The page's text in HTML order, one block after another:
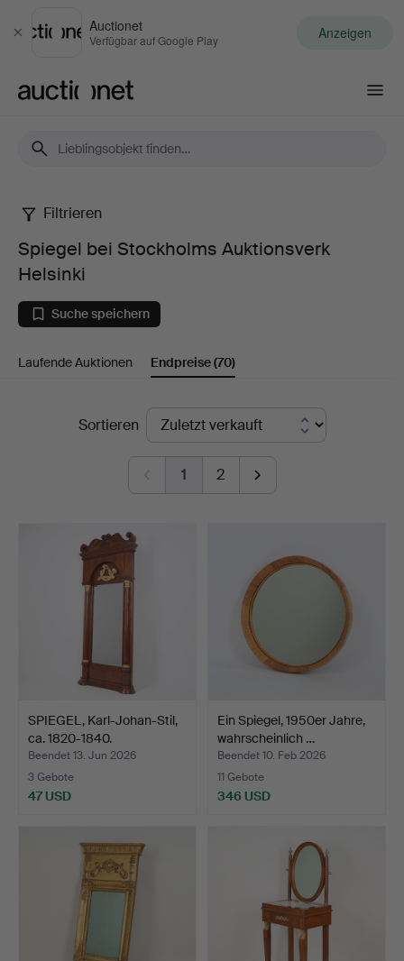
Schließen
Auctionet
Verfügbar auf Google Play Anzeigen
Spiegel
bei
Stockholms
Auktionsverk
Filtrieren
Spiegel bei Stockholms Auktionsverk
Helsinki
Suche speichern
Laufende Auktionen Endpreise(70)
EndpreiseSortieren
1 2
SPIEGEL, Karl-Johan-Stil,
ca. 1820-1840.
Beendet 13. Jun 2026
3 Gebote
47 USD
Ein Spiegel, 1950er Jahre,
wahrscheinlich …
Beendet 10. Feb 2026
11 Gebote
346 USD